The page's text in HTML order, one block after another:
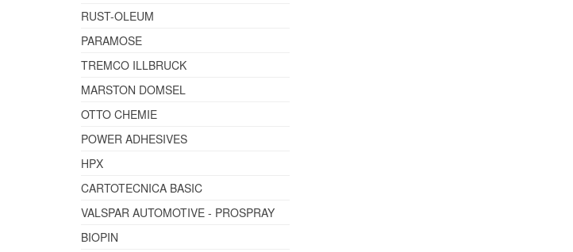
RUST-OLEUM
PARAMOSE
TREMCO ILLBRUCK
MARSTON DOMSEL
OTTO CHEMIE
POWER ADHESIVES
HPX
CARTOTECNICA BASIC
VALSPAR AUTOMOTIVE - PROSPRAY
BIOPIN